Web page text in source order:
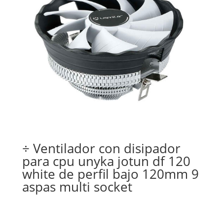
÷ Ventilador con disipador
para cpu unyka jotun df 120
white de perfil bajo 120mm 9
aspas multi socket